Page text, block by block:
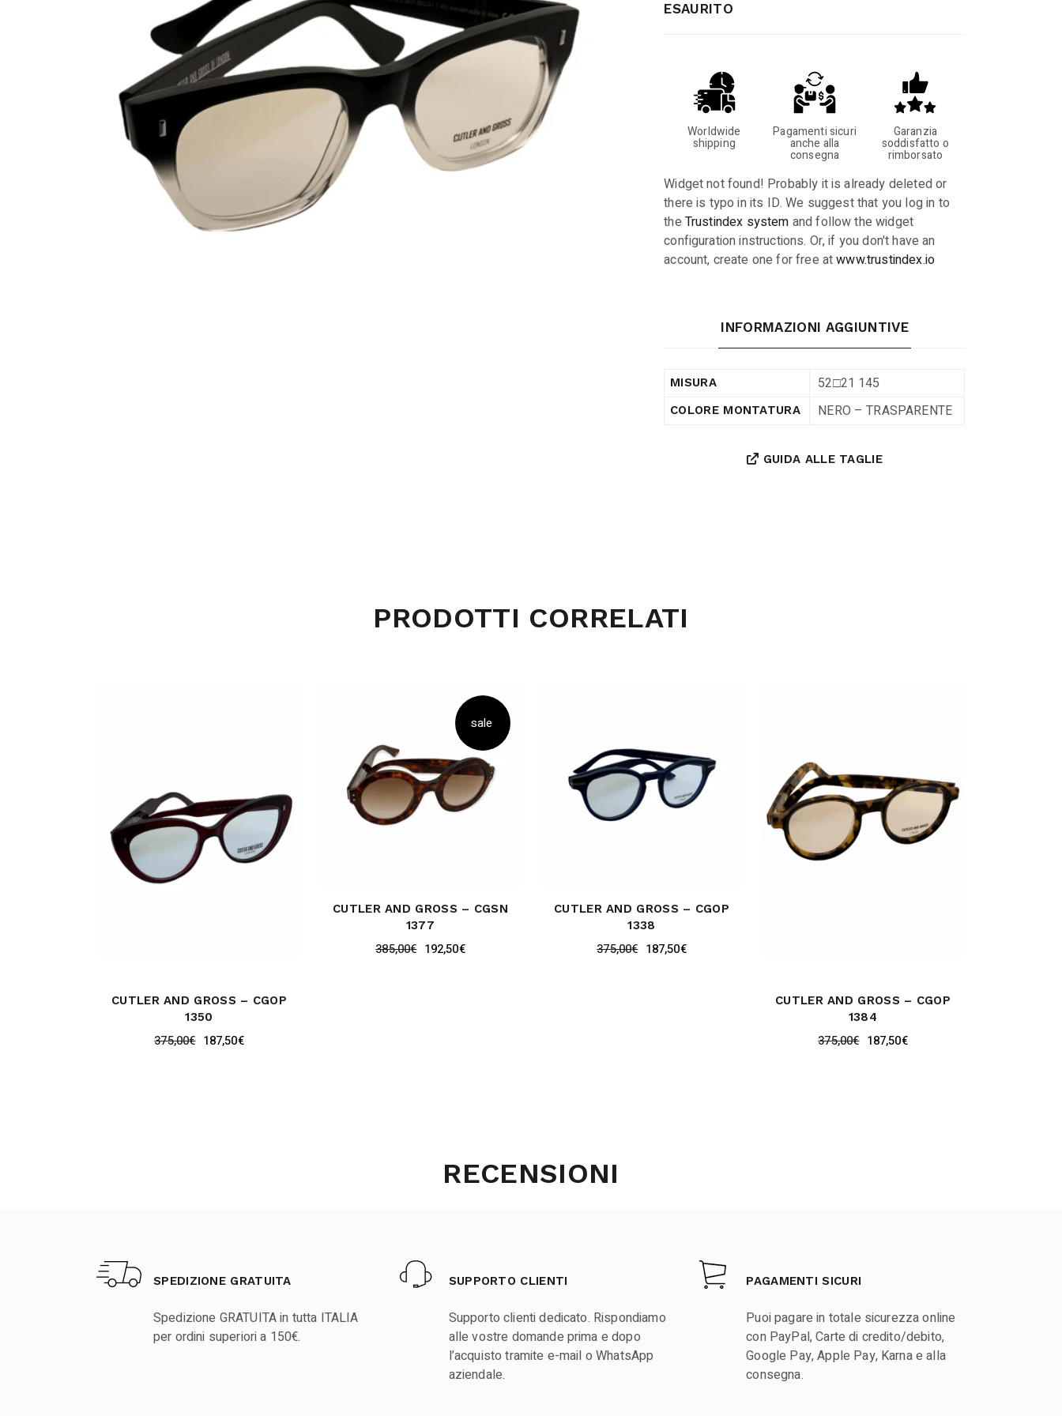
ESAURITO
Worldwide
shipping
Pagamenti sicuri
anche alla
consegna
Garanzia
soddisfatto o
rimborsato
Widget not found! Probably it is already deleted or
there is typo in its ID. We suggest that you log in to
the Trustindex system and follow the widget
configuration instructions. Or, if you don't have an
account, create one for free atwww.trustindex.io
INFORMAZIONI AGGIUNTIVE
MISURA 52□21 145
COLORE MONTATURA NERO – TRASPARENTE
GUIDA ALLE TAGLIE
PRODOTTI CORRELATI
CUTLER AND GROSS – CGOP
1350
375,00€ 187,50€
sale
CUTLER AND GROSS – CGSN
1377
385,00€ 192,50€
CUTLER AND GROSS – CGOP
1338
375,00€ 187,50€
CUTLER AND GROSS – CGOP
1384
375,00€ 187,50€
RECENSIONI
SPEDIZIONE GRATUITA
Spedizione GRATUITA in tutta ITALIA
per ordini superiori a 150€.
SUPPORTO CLIENTI
Supporto clienti dedicato. Rispondiamo
alle vostre domande prima e dopo
l’acquisto tramite e-mail o WhatsApp
aziendale.
PAGAMENTI SICURI
Puoi pagare in totale sicurezza online
con PayPal, Carte di credito/debito,
Google Pay, Apple Pay, Karna e alla
consegna.